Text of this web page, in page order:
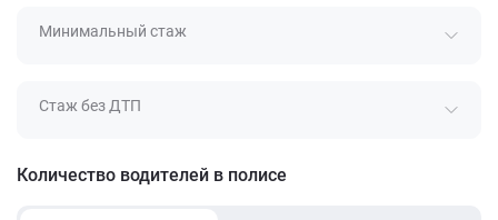
Минимальный стаж
Стаж без ДТП
Количество водителей в полисе